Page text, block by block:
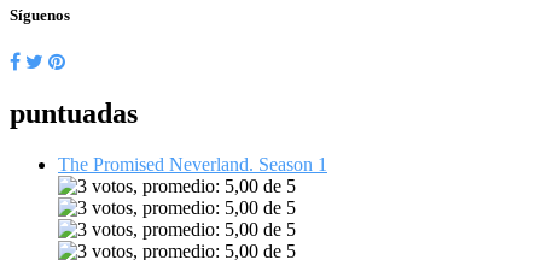
Síguenos
puntuadas
The Promised Neverland. Season 1